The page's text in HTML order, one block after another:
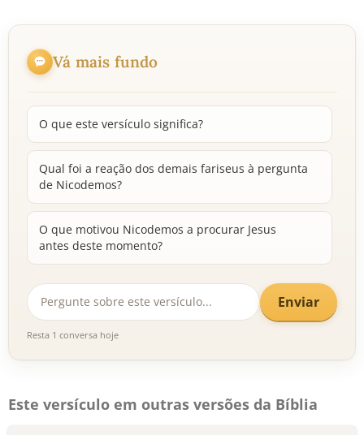
Vá mais fundo
O que este versículo significa?
Qual foi a reação dos demais fariseus à pergunta
de Nicodemos?
O que motivou Nicodemos a procurar Jesus
antes deste momento?
Enviar
Resta 1 conversa hoje
Este versículo em outras versões da Bíblia